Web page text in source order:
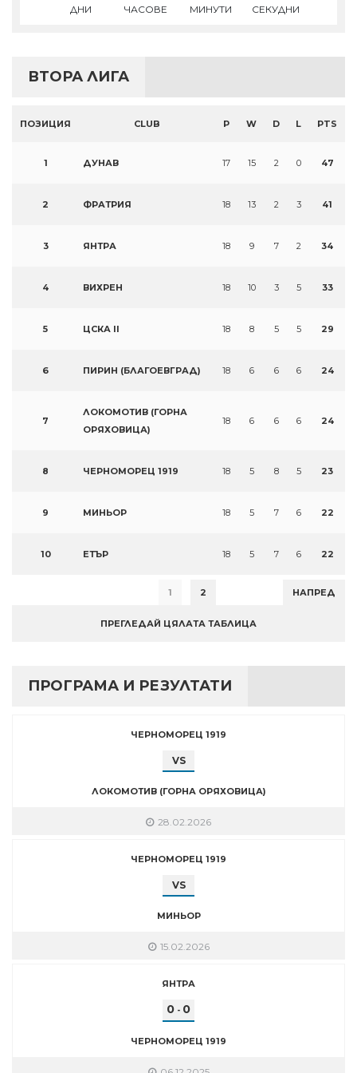
ДНИ ЧАСОВЕ МИНУТИ СЕКУДНИ
ВТОРА ЛИГА
ПОЗИЦИЯ CLUB P W D L PTS
1 ДУНАВ 17 15 2 0 47
2 ФРАТРИЯ 18 13 2 3 41
3 ЯНТРА 18 9 7 2 34
4 ВИХРЕН 18 10 3 5 33
5 ЦСКА II 18 8 5 5 29
6 ПИРИН (БЛАГОЕВГРАД) 18 6 6 6 24
7
ЛОКОМОТИВ (ГОРНА
ОРЯХОВИЦА)
18 6 6 6 24
8 ЧЕРНОМОРЕЦ 1919 18 5 8 5 23
9 МИНЬОР 18 5 7 6 22
10 ЕТЪР 18 5 7 6 22
1 2 НАПРЕД
ПРЕГЛЕДАЙ ЦЯЛАТА ТАБЛИЦА
ПРОГРАМА И РЕЗУЛТАТИ
ЧЕРНОМОРЕЦ 1919
VS
ЛОКОМОТИВ (ГОРНА ОРЯХОВИЦА)
28.02.2026
ЧЕРНОМОРЕЦ 1919
VS
МИНЬОР
15.02.2026
ЯНТРА
0 - 0
ЧЕРНОМОРЕЦ 1919